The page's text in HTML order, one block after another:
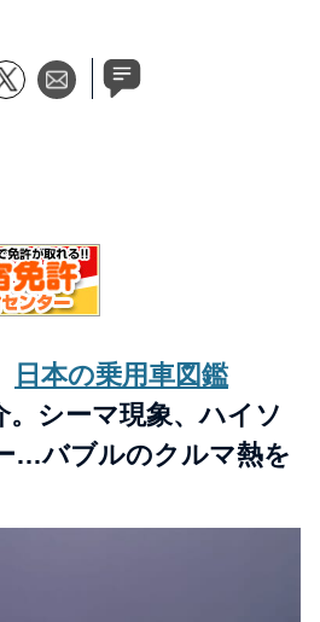
日本の乗用車図鑑
。シーマ現象、ハイソ
…バブルのクルマ熱を